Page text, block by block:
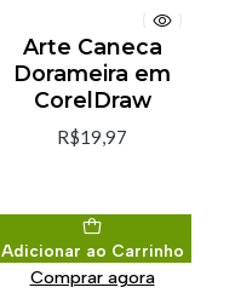
Arte Caneca
Dorameira em
CorelDraw
R$19,97
Adicionar ao Carrinho
Comprar agora